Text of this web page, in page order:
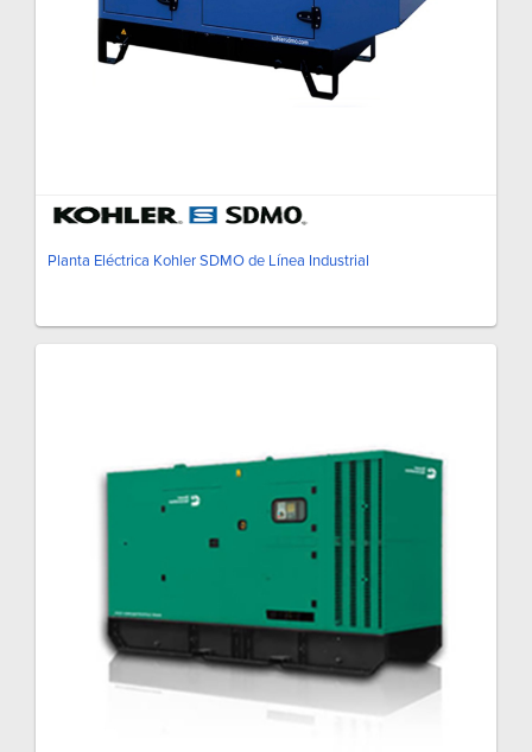
Planta Eléctrica Kohler SDMO de Línea Industrial